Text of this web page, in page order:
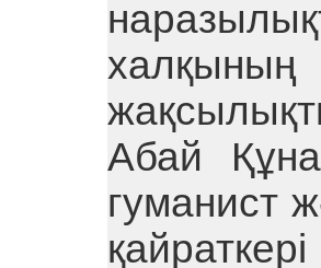
Абай
гуманист